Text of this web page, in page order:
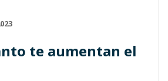
te aumentan el